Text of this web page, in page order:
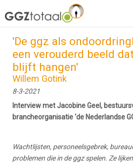
over GGZTotaal abonneren
Home
'De ggz als
een verouderd beeld
blijft hangen'
Willem Gotink
8-3-2021
Interview met Jacobine Geel,
brancheorganisatie ‘de Nederlandse
Wachtlijsten, personeelsgebrek,
problemen die in de ggz spelen. Ze